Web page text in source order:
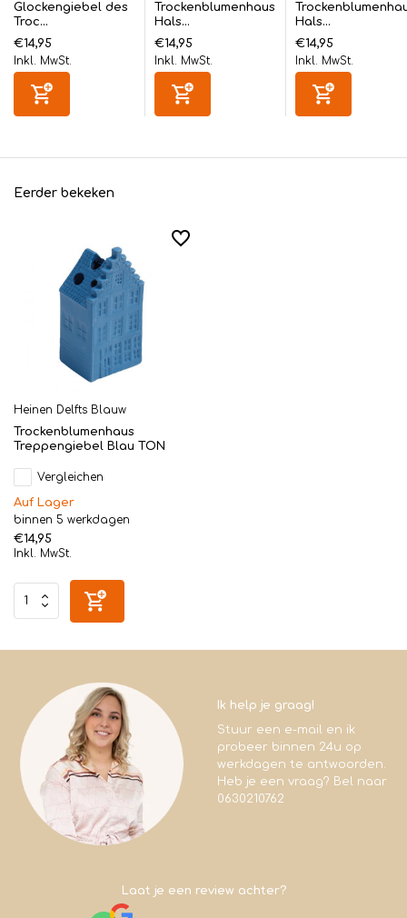
Glockengiebel des
Troc...
€14,95
Inkl. MwSt.
Trockenblumenhaus
Hals...
€14,95
Inkl. MwSt.
Hals...
€14,95
Inkl. MwSt.
Eerder bekeken
Heinen Delfts Blauw
Trockenblumenhaus
Treppengiebel Blau TON
Vergleichen
Auf Lager
binnen 5 werkdagen
€14,95
Inkl. MwSt.
Ik help je graag!
Stuur een e-mail en ik
probeer binnen 24u op
werkdagen te antwoorden.
Heb je een vraag? Bel naar
0630210762
Laat je een review achter?